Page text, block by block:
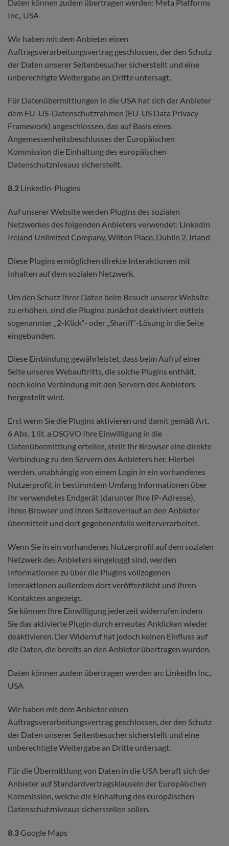
Daten können zudem übertragen werden: Meta Platforms
Inc., USA
Wir haben mit dem Anbieter einen
Auftragsverarbeitungsvertrag geschlossen, der den Schutz
der Daten unserer Seitenbesucher sicherstellt und eine
unberechtigte Weitergabe an Dritte untersagt.
Für Datenübermittlungen in die USA hat sich der Anbieter
dem EU-US-Datenschutzrahmen (EU-US Data Privacy
Framework) angeschlossen, das auf Basis eines
Angemessenheitsbeschlusses der Europäischen
Kommission die Einhaltung des europäischen
Datenschutzniveaus sicherstellt.
8.2 LinkedIn-Plugins
Auf unserer Website werden Plugins des sozialen
Netzwerkes des folgenden Anbieters verwendet: LinkedIn
Ireland Unlimited Company, Wilton Place, Dublin 2, Irland
Diese Plugins ermöglichen direkte Interaktionen mit
Inhalten auf dem sozialen Netzwerk.
Um den Schutz Ihrer Daten beim Besuch unserer Website
zu erhöhen, sind die Plugins zunächst deaktiviert mittels
sogenannter „2-Klick“- oder „Shariff“-Lösung in die Seite
eingebunden.
Diese Einbindung gewährleistet, dass beim Aufruf einer
Seite unseres Webauftritts, die solche Plugins enthält,
noch keine Verbindung mit den Servern des Anbieters
hergestellt wird.
Erst wenn Sie die Plugins aktivieren und damit gemäß Art.
6 Abs. 1 lit. a DSGVO Ihre Einwilligung in die
Datenübermittlung erteilen, stellt Ihr Browser eine direkte
Verbindung zu den Servern des Anbieters her. Hierbei
werden, unabhängig von einem Login in ein vorhandenes
Nutzerprofil, in bestimmtem Umfang Informationen über
Ihr verwendetes Endgerät (darunter Ihre IP-Adresse),
Ihren Browser und Ihren Seitenverlauf an den Anbieter
übermittelt und dort gegebenenfalls weiterverarbeitet.
Wenn Sie in ein vorhandenes Nutzerprofil auf dem sozialen
Netzwerk des Anbieters eingeloggt sind, werden
Informationen zu über die Plugins vollzogenen
Interaktionen außerdem dort veröffentlicht und Ihren
Kontakten angezeigt.
Sie können Ihre Einwilligung jederzeit widerrufen indem
Sie das aktivierte Plugin durch erneutes Anklicken wieder
deaktivieren. Der Widerruf hat jedoch keinen Einfluss auf
die Daten, die bereits an den Anbieter übertragen wurden.
Daten können zudem übertragen werden an: LinkedIn Inc.,
USA
Wir haben mit dem Anbieter einen
Auftragsverarbeitungsvertrag geschlossen, der den Schutz
der Daten unserer Seitenbesucher sicherstellt und eine
unberechtigte Weitergabe an Dritte untersagt.
Für die Übermittlung von Daten in die USA beruft sich der
Anbieter auf Standardvertragsklauseln der Europäischen
Kommission, welche die Einhaltung des europäischen
Datenschutzniveaus sicherstellen sollen.
8.3Google Maps